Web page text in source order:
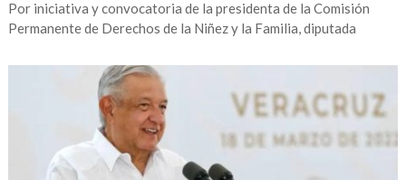
Por iniciativa y convocatoria de la presidenta de la Comisión
Permanente de Derechos de la Niñez y la Familia, diputada